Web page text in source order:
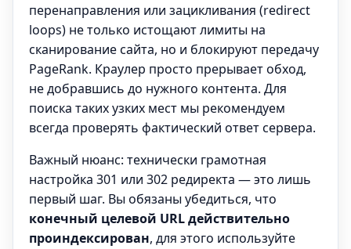
перенаправления или зацикливания (redirect
loops) не только истощают лимиты на
сканирование сайта, но и блокируют передачу
PageRank. Краулер просто прерывает обход,
не добравшись до нужного контента. Для
поиска таких узких мест мы рекомендуем
всегда проверять фактический ответ сервера.
Важный нюанс: технически грамотная
настройка 301 или 302 редиректа — это лишь
первый шаг. Вы обязаны убедиться, что
конечный целевой URL действительно
проиндексирован, для этого используйте